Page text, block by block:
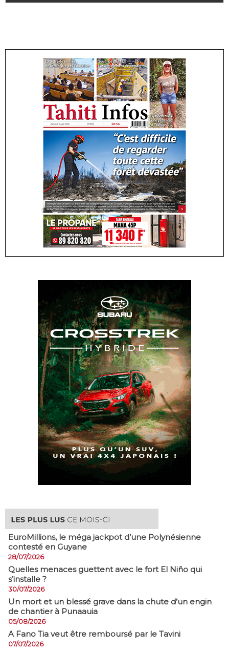
EuroMillions, ​le méga jackpot d’une Polynésienne
contesté en Guyane
28/07/2026
Quelles menaces guettent avec le fort El Niño qui
s’installe ?
30/07/2026
​Un mort et un blessé grave dans la chute d’un engin
de chantier à Punaauia
05/08/2026
A Fano Tia veut être remboursé par le Tavini
07/07/2026